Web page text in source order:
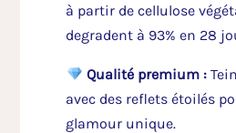
à partir de cellulose
degradent à 93% en 28
Qualité premium :
avec des reflets étoilés
glamour unique.